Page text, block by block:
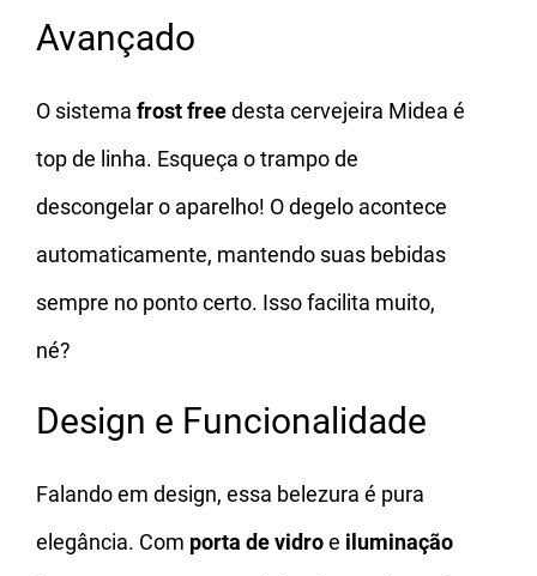
Avançado
O sistema frost freedesta cervejeira Midea é
top de linha. Esqueça o trampo de
descongelar o aparelho! O degelo acontece
automaticamente, mantendo suas bebidas
sempre no ponto certo. Isso facilita muito,
né?
Design e Funcionalidade
Falando em design, essa belezura é pura
elegância. Com porta de vidroe iluminação